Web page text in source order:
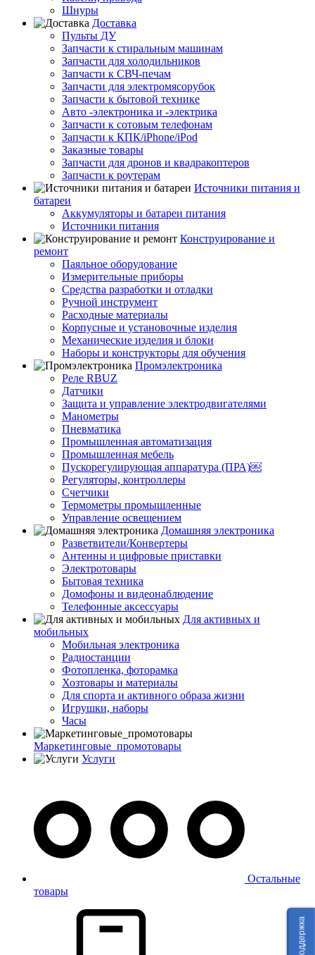
Шнуры
Доставка
Пульты ДУ
Запчасти к стиральным машинам
Запчасти для холодильников
Запчасти к СВЧ-печам
Запчасти для электромясорубок
Запчасти к бытовой технике
Авто -электроника и -электрика
Запчасти к сотовым телефонам
Запчасти к КПК/iPhone/iPod
Заказные товары
Запчасти для дронов и квадракоптеров
Запчасти к роутерам
Источники питания и
батареи
Аккумуляторы и батареи питания
Источники питания
Конструирование и
ремонт
Паяльное оборудование
Измерительные приборы
Средства разработки и отладки
Ручной инструмент
Расходные материалы
Корпусные и установочные изделия
Механические изделия и блоки
Наборы и конструкторы для обучения
Промэлектроника
Реле RBUZ
Датчики
Защита и управление электродвигателями
Манометры
Пневматика
Промышленная автоматизация
Промышленная мебель
Пускорегулирующая аппаратура (ПРА)￼
Регуляторы, контроллеры
Счетчики
Термометры промышленные
Управление освещением
Домашняя электроника
Разветвители/Конвертеры
Антенны и цифровые приставки
Электротовары
Бытовая техника
Домофоны и видеонаблюдение
Телефонные аксессуары
Для активных и
мобильных
Мобильная электроника
Радиостанции
Фотопленка, фоторамка
Хозтовары и материалы
Для спорта и активного образа жизни
Игрушки, наборы
Часы
Маркетинговые_промотовары
Услуги
Остальные
товары